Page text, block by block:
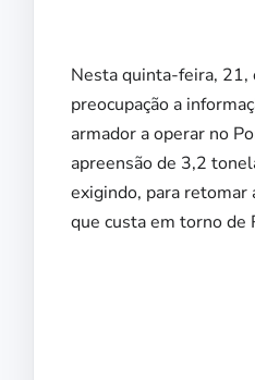
Nesta quinta-feira, 21,
preocupação a
armador a operar no
apreensão de 3,2
exigindo, para retomar
que custa em torno de